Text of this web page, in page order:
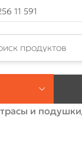
11 591
и подушки